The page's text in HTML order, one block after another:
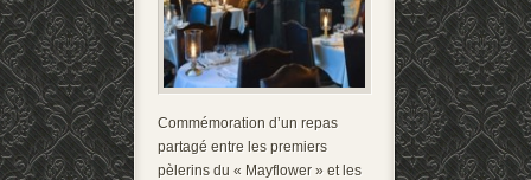
Commémoration d’un repas
partagé entre les premiers
pèlerins du « Mayflower » et les